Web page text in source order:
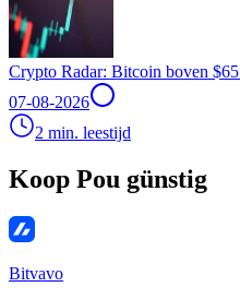
Crypto Radar: Bitcoin boven
07-08-2026
2 min. leestijd
Koop Pou günstig
Bitvavo